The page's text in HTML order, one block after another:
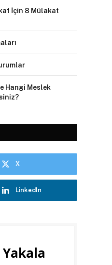
İçin 8 Mülakat
Hangi Meslek
X
LinkedIn